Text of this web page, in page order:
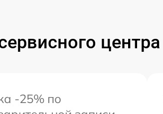
центра
-25% по